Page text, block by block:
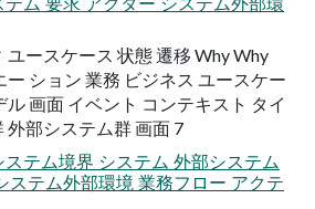
ユースケース 状態 遷移 Why Why
ー ション 業務 ビジネス ユースケー
ル 画面 イベント コンテキスト タイ
外部システム群 画面 7
テム境界 システム 外部システム
ステム外部環境 業務フロー アクテ